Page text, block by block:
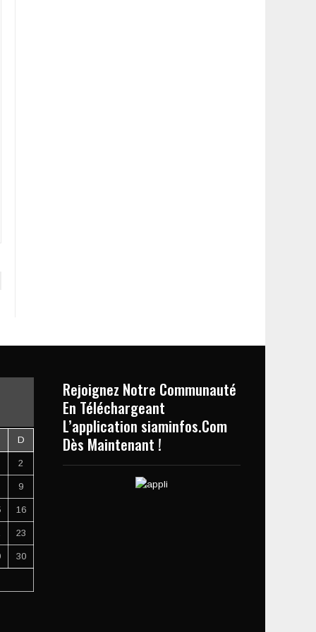
D
2
9
16
23
30
Rejoignez Notre Communauté
En Téléchargeant
L’application siaminfos.Com
Dès Maintenant !